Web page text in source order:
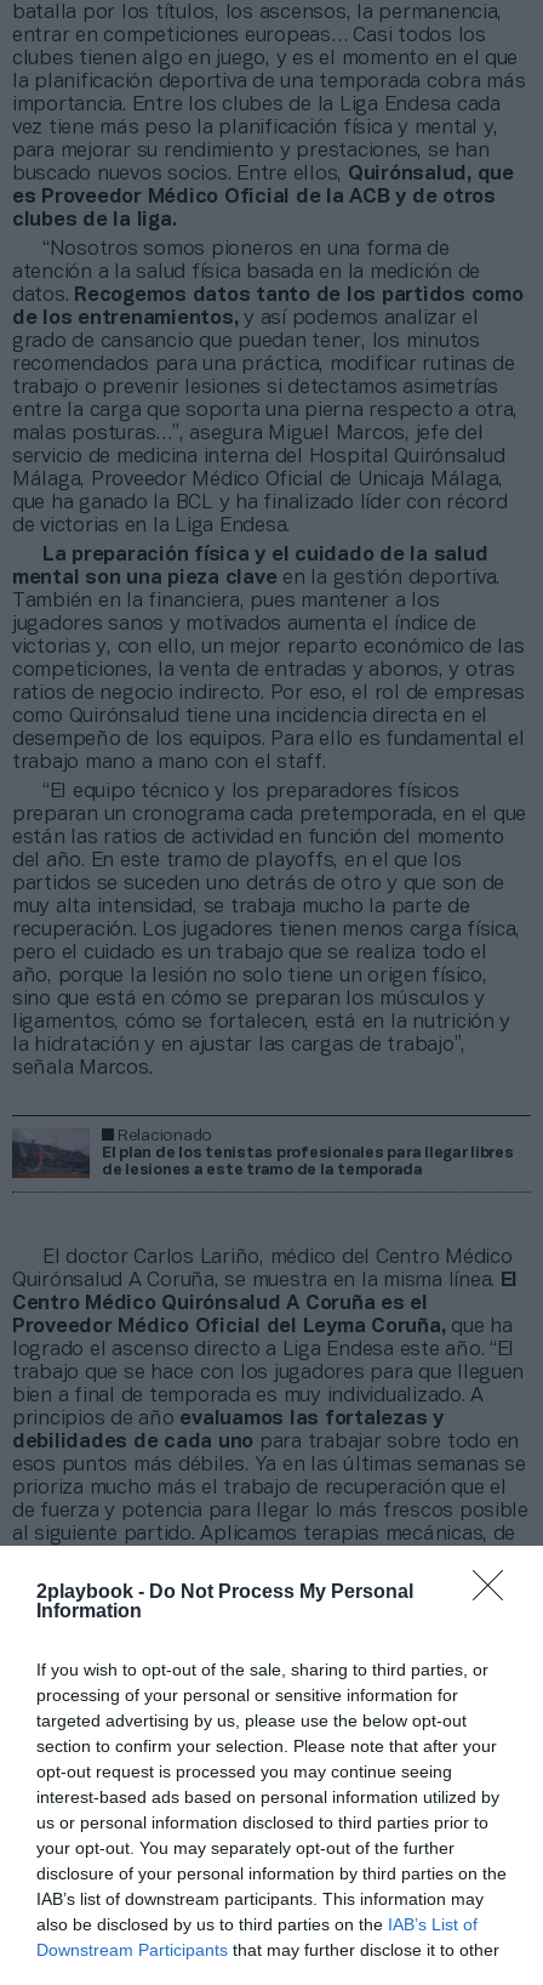
2playbook - Do Not Process My Personal
Information
If you wish to opt-out of the sale, sharing to third parties, or
processing of your personal or sensitive information for
targeted advertising by us, please use the below opt-out
section to confirm your selection. Please note that after your
opt-out request is processed you may continue seeing
interest-based ads based on personal information utilized by
us or personal information disclosed to third parties prior to
your opt-out. You may separately opt-out of the further
disclosure of your personal information by third parties on the
IAB’s list of downstream participants. This information may
also be disclosed by us to third parties on the IAB’s List of
Downstream Participants that may further disclose it to other
batalla por los títulos, los ascensos, la permanencia,
entrar en competiciones europeas… Casi todos los
clubes tienen algo en juego, y es el momento en el que
la planificación deportiva de una temporada cobra más
importancia. Entre los clubes de la Liga Endesa cada
vez tiene más peso la planificación física y mental y,
para mejorar su rendimiento y prestaciones, se han
buscado nuevos socios. Entre ellos, Quirónsalud, que
es Proveedor Médico Oficial de la ACB y de otros
clubes de la liga.
“Nosotros somos pioneros en una forma de
atención a la salud física basada en la medición de
datos. Recogemos datos tanto de los partidos como
de los entrenamientos,y así podemos analizar el
grado de cansancio que puedan tener, los minutos
recomendados para una práctica, modificar rutinas de
trabajo o prevenir lesiones si detectamos asimetrías
entre la carga que soporta una pierna respecto a otra,
malas posturas…”, asegura Miguel Marcos, jefe del
servicio de medicina interna del Hospital Quirónsalud
Málaga, Proveedor Médico Oficial de Unicaja Málaga,
que ha ganado la BCL y ha finalizado líder con récord
de victorias en la Liga Endesa.
La preparación física y el cuidado de la salud
mental son una pieza clave en la gestión deportiva.
También en la financiera, pues mantener a los
jugadores sanos y motivados aumenta el índice de
victorias y, con ello, un mejor reparto económico de las
competiciones, la venta de entradas y abonos, y otras
ratios de negocio indirecto. Por eso, el rol de empresas
como Quirónsalud tiene una incidencia directa en el
desempeño de los equipos. Para ello es fundamental el
trabajo mano a mano con el staff.
“El equipo técnico y los preparadores físicos
preparan un cronograma cada pretemporada, en el que
están las ratios de actividad en función del momento
del año. En este tramo de playoffs, en el que los
partidos se suceden uno detrás de otro y que son de
muy alta intensidad, se trabaja mucho la parte de
recuperación. Los jugadores tienen menos carga física,
pero el cuidado es un trabajo que se realiza todo el
año, porque la lesión no solo tiene un origen físico,
sino que está en cómo se preparan los músculos y
ligamentos, cómo se fortalecen, está en la nutrición y
la hidratación y en ajustar las cargas de trabajo”,
señala Marcos.
Relacionado
El plan de los tenistas profesionales para llegar libres
de lesiones a este tramo de la temporada
El doctor Carlos Lariño, médico del Centro Médico
Quirónsalud A Coruña, se muestra en la misma línea. El
Centro Médico Quirónsalud A Coruña es el
Proveedor Médico Oficial del Leyma Coruña, que ha
logrado el ascenso directo a Liga Endesa este año. “El
trabajo que se hace con los jugadores para que lleguen
bien a final de temporada es muy individualizado. A
principios de año evaluamos las fortalezas y
debilidades de cada uno para trabajar sobre todo en
esos puntos más débiles. Ya en las últimas semanas se
prioriza mucho más el trabajo de recuperación que el
de fuerza y potencia para llegar lo más frescos posible
al siguiente partido. Aplicamos terapias mecánicas, de
No es casualidad que tanto Leyma Coruña como
Unicaja Málaga
Samitier, jefe del servicio de traumatología y experto en
cirugías de hombro, rodilla y lesiones deportivas en el
Hospital Quirónsalud Badalona, Proveedor Médico
Oficial del Joventut, apunta que “a menudo, los equipos
que llegan más enteros a la parte final de la
temporada, con menos lesiones y más motivados,
pueden sobreponerse a otros que son técnicamente
mejores sobre el papel”.
No es una cuestión menor, pues a la postre el éxito
deportivo es la llave que abre nuevas oportunidades de
negocio. Aun así, no hay una fórmula mágica para
El doctor Lariño subraya que “hay
muchas medidas para trabajar en la prevención, pero